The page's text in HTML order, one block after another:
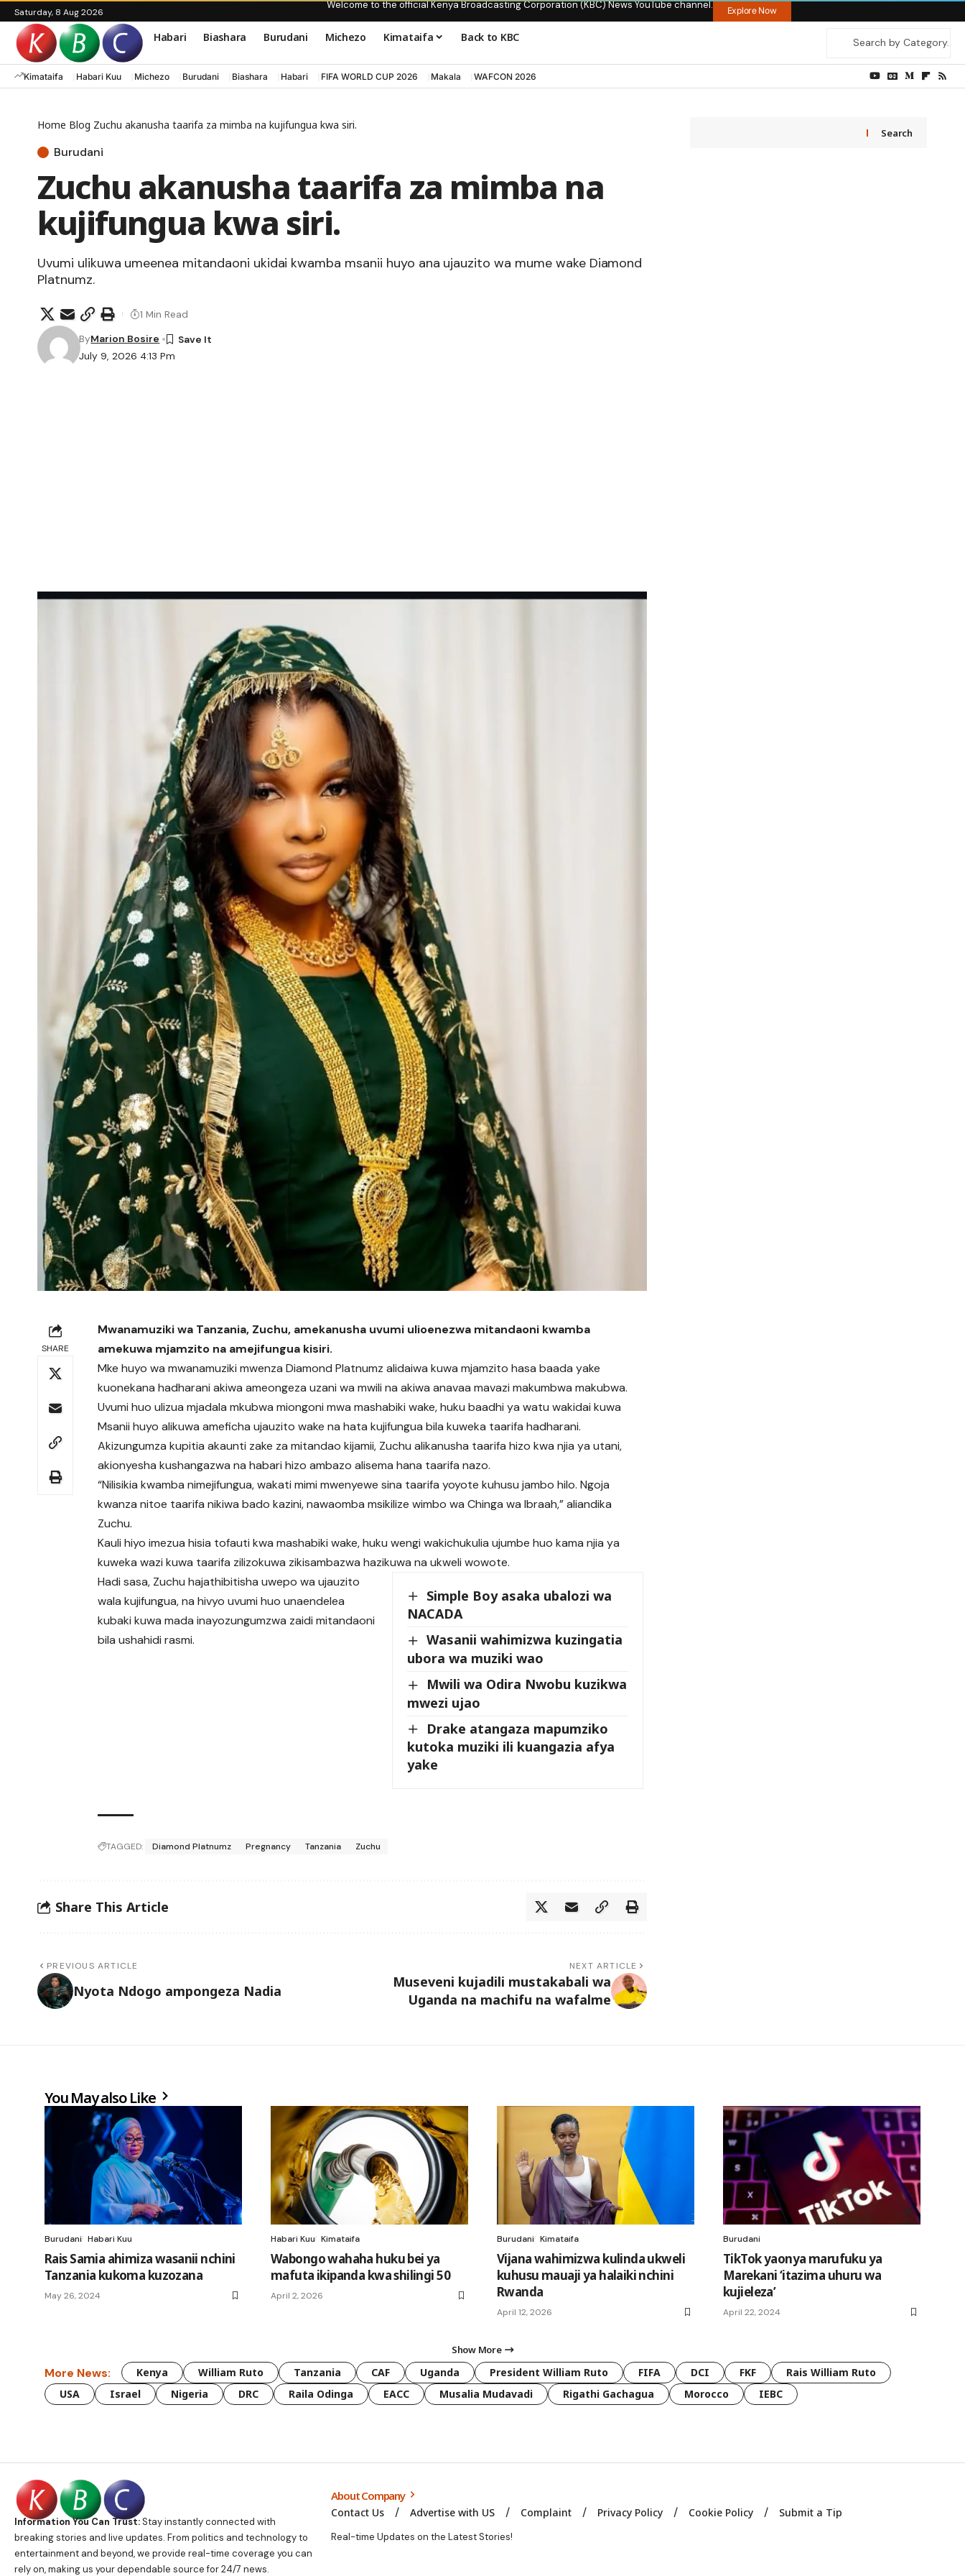
Saturday, 8 Aug 2026
Welcome to the official Kenya Broadcasting Corporation (KBC) News YouTube channel. Explore Now
Habari Biashara Burudani Michezo Kimataifa Back to KBC
Kimataifa Habari Kuu Michezo Burudani Biashara Habari FIFA WORLD CUP 2026 Makala WAFCON 2026
Home Blog Zuchu akanusha taarifa za mimba na kujifungua kwa siri.
Burudani
Zuchu akanusha taarifa za mimba na
kujifungua kwa siri.
Uvumi ulikuwa umeenea mitandaoni ukidai kwamba msanii huyo ana ujauzito wa mume wake Diamond
Platnumz.
July 9, 2026 4:13 Pm
ByMarion Bosire
1 Min Read
SHARE
Mwanamuziki wa Tanzania, Zuchu, amekanusha uvumi ulioenezwa mitandaoni kwamba
amekuwa mjamzito na amejifungua kisiri.
Mke huyo wa mwanamuziki mwenza Diamond Platnumz alidaiwa kuwa mjamzito hasa baada yake
kuonekana hadharani akiwa ameongeza uzani wa mwili na akiwa anavaa mavazi makumbwa makubwa.
Uvumi huo ulizua mjadala mkubwa miongoni mwa mashabiki wake, huku baadhi ya watu wakidai kuwa
Msanii huyo alikuwa ameficha ujauzito wake na hata kujifungua bila kuweka taarifa hadharani.
Akizungumza kupitia akaunti zake za mitandao kijamii, Zuchu alikanusha taarifa hizo kwa njia ya utani,
akionyesha kushangazwa na habari hizo ambazo alisema hana taarifa nazo.
“Nilisikia kwamba nimejifungua, wakati mimi mwenyewe sina taarifa yoyote kuhusu jambo hilo. Ngoja
kwanza nitoe taarifa nikiwa bado kazini, nawaomba msikilize wimbo wa Chinga wa Ibraah,” aliandika
Zuchu.
Kauli hiyo imezua hisia tofauti kwa mashabiki wake, huku wengi wakichukulia ujumbe huo kama njia ya
kuweka wazi kuwa taarifa zilizokuwa zikisambazwa hazikuwa na ukweli wowote.
Simple Boy asaka ubalozi wa
NACADA
Wasanii wahimizwa kuzingatia
ubora wa muziki wao
Mwili wa Odira Nwobu kuzikwa
mwezi ujao
Drake atangaza mapumziko
kutoka muziki ili kuangazia afya
yake
Hadi sasa, Zuchu hajathibitisha uwepo wa ujauzito
wala kujifungua, na hivyo uvumi huo unaendelea
kubaki kuwa mada inayozungumzwa zaidi mitandaoni
bila ushahidi rasmi.
TAGGED: Diamond Platnumz Pregnancy Tanzania Zuchu
Share This Article
PREVIOUS ARTICLE
Nyota Ndogo ampongeza Nadia
NEXT ARTICLE
Museveni kujadili mustakabali wa
Uganda na machifu na wafalme
Search
You May also Like
Burudani Habari Kuu
Rais Samia ahimiza wasanii nchini
Tanzania kukoma kuzozana
May 26, 2024
Habari Kuu Kimataifa
Wabongo wahaha huku bei ya
mafuta ikipanda kwa shilingi 50
April 2, 2026
Burudani Kimataifa
Vijana wahimizwa kulinda ukweli
kuhusu mauaji ya halaiki nchini
Rwanda
April 12, 2026
Burudani
TikTok yaonya marufuku ya
Marekani ‘itazima uhuru wa
kujieleza’
April 22, 2024
Show More
More News: Kenya William Ruto Tanzania CAF Uganda President William Ruto FIFA DCI FKF
Rais William Ruto
USA
Israel Nigeria DRC Raila Odinga EACC Musalia Mudavadi Rigathi Gachagua Morocco IEBC
Information You Can Trust:Stay instantly connected with
breaking stories and live updates. From politics and technology to
entertainment and beyond, we provide real-time coverage you can
rely on, making us your dependable source for 24/7 news.
About Company
Contact Us Advertise with US Complaint Privacy Policy Cookie Policy Submit a Tip
Real-time Updates on the Latest Stories!